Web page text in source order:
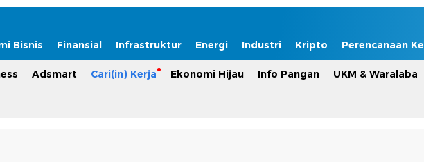
Bisnis Finansial Infrastruktur Energi Industri Kripto Perencanaan
Adsmart Cari(in) Kerja Ekonomi Hijau Info Pangan UKM & Waralaba